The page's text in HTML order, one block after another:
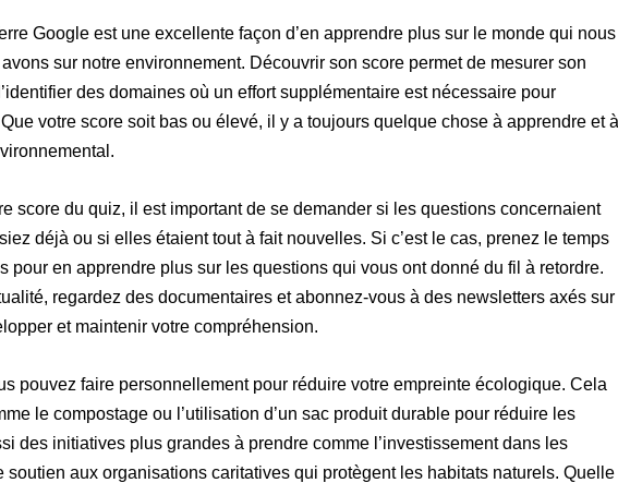
Google est une excellente façon d’en apprendre plus sur le monde qui nous
sur notre environnement. Découvrir son score permet de mesurer son
des domaines où un effort supplémentaire est nécessaire pour
votre score soit bas ou élevé, il y a toujours quelque chose à apprendre et
score du quiz, il est important de se demander si les questions concernaient
déjà ou si elles étaient tout à fait nouvelles. Si c’est le cas, prenez le temps
pour en apprendre plus sur les questions qui vous ont donné du fil à retordre.
regardez des documentaires et abonnez-vous à des newsletters axés sur
et maintenir votre compréhension.
pouvez faire personnellement pour réduire votre empreinte écologique. Cela
le compostage ou l’utilisation d’un sac produit durable pour réduire les
des initiatives plus grandes à prendre comme l’investissement dans les
aux organisations caritatives qui protègent les habitats naturels. Quelle